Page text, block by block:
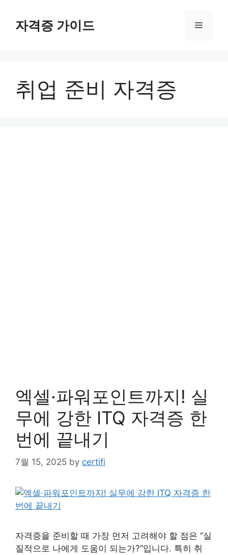
content자격증 가이드 Menu
취업 준비 자격증
엑셀·파워포인트까지! 실
무에 강한 ITQ 자격증 한
번에 끝내기
7월 15, 2025 by certifi
자격증을 준비할 때 가장 먼저 고려해야 할 점은 “실
질적으로 나에게 도움이 되는가?”입니다. 특히 취